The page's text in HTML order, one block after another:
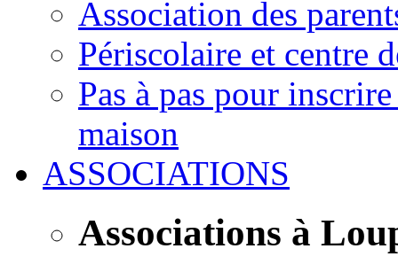
Association des
Périscolaire et centre
Pas à pas pour
maison
ASSOCIATIONS
Associations à